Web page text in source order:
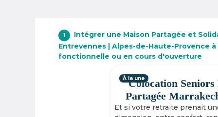
1
Intégrer une Maison Partagée et
Entrevennes | Alpes-de-Haute-Provence
fonctionnelle ou en cours d'ouverture
Colocation Seniors
Partagée
Et si votre retraite prenait
À la une